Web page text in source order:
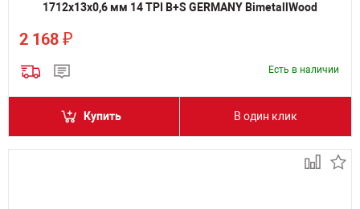
1712х13х0,6 мм 14 TPI B+S GERMANY BimetallWood
2 168 ₽
Есть в наличии
Купить В один клик